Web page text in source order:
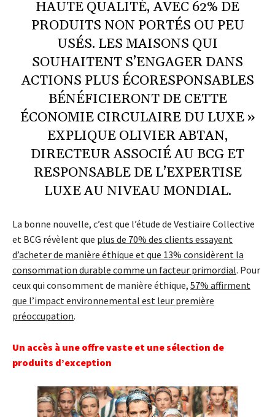
HAUTE QUALITÉ, AVEC 62% DE
PRODUITS NON PORTÉS OU PEU
USÉS. LES MAISONS QUI
SOUHAITENT S’ENGAGER DANS
ACTIONS PLUS ÉCORESPONSABLES
BÉNÉFICIERONT DE CETTE
ÉCONOMIE CIRCULAIRE DU LUXE »
EXPLIQUE OLIVIER ABTAN,
DIRECTEUR ASSOCIÉ AU BCG ET
RESPONSABLE DE L’EXPERTISE
LUXE AU NIVEAU MONDIAL.
La bonne nouvelle, c’est que l’étude de Vestiaire Collective
et BCG révèlent que plus de 70% des clients essayent
d’acheter de manière éthique et que 13% considèrent la
consommation durable comme un facteur primordial. Pour
ceux qui consomment de manière éthique, 57% affirment
que l’impact environnemental est leur première
préoccupation.
Un accès à une offre vaste et une sélection de
produits d’exception